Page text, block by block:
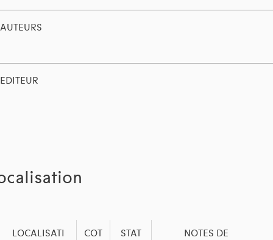
AUTEURS
EDITEUR
LOCALISATI
COT
STAT
NOTES DE